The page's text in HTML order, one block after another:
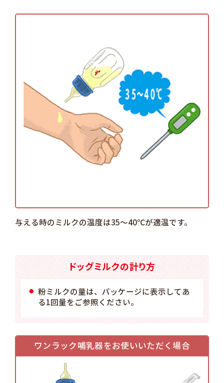
与える時のミルクの温度は35〜40℃が適温です。
ドッグミルクの計り方
粉ミルクの量は、パッケージに表示してあ
る1回量をご参照ください。
ワンラック哺乳器をお使いいただく場合